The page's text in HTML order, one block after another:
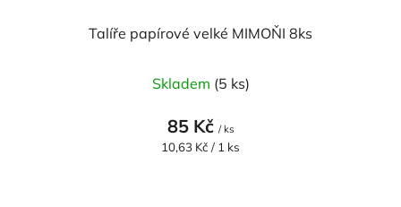
Talíře papírové velké MIMOŇI 8ks
Skladem (5 ks)
85 Kč / ks
Měrná
10,63 Kč / 1 ks